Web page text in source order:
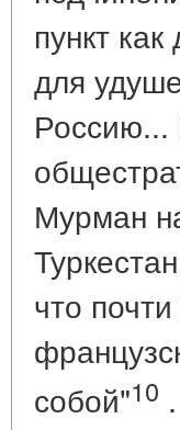
пункт
для
Россию...
Мурман
что
собой"10 .